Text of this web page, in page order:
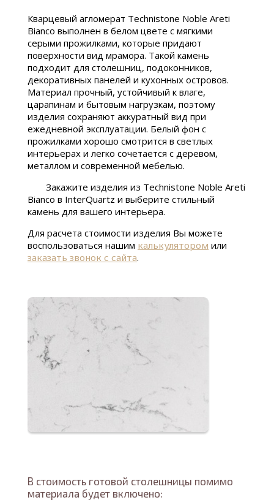
Кварцевый агломерат Technistone Noble Areti
Bianco выполнен в белом цвете с мягкими
серыми прожилками, которые придают
поверхности вид мрамора. Такой камень
подходит для столешниц, подоконников,
декоративных панелей и кухонных островов.
Материал прочный, устойчивый к влаге,
царапинам и бытовым нагрузкам, поэтому
изделия сохраняют аккуратный вид при
ежедневной эксплуатации. Белый фон с
прожилками хорошо смотрится в светлых
интерьерах и легко сочетается с деревом,
металлом и современной мебелью.
Закажите изделия из Technistone Noble Areti
Bianco в InterQuartz и выберите стильный
камень для вашего интерьера.
Для расчета стоимости изделия Вы можете
воспользоваться нашим калькулятором или
заказать звонок с сайта.
В стоимость готовой столешницы помимо
материала будет включено: